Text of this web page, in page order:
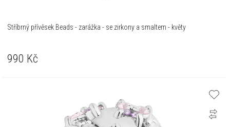
Stříbrný přívěsek Beads - zarážka - se zirkony a smaltem - květy
990 Kč